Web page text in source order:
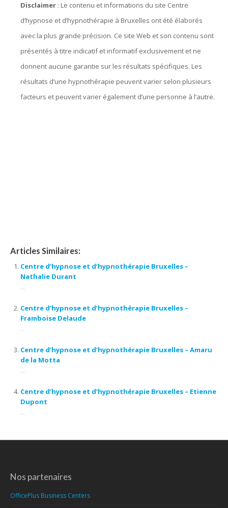
Disclaimer : Le contenu et informations du site Centre
d’hypnose et d’hypnothérapie à Bruxelles ont été élaborés
avec la plus grande précision. Ce site Web et son contenu sont
présentés à titre indicatif et informatif exclusivement et ne
donnent aucune garantie sur les résultats spécifiques. Les
résultats d’une hypnothérapie peuvent varier selon plusieurs
facteurs et peuvent varier également d’une personne à l’autre.
Articles Similaires:
Centre d’hypnose et d’hypnothérapie Bruxelles –
Nathalie Durant
...
Centre d’hypnose et d’hypnothérapie Bruxelles –
Framboise Delaude
...
Centre d’hypnose et d’hypnothérapie Bruxelles – Amaru
de la Motta
...
Centre d’hypnose et d’hypnothérapie Bruxelles – Etienne
Dupont
...
Nos partenaires
OfficePlus Business Centers